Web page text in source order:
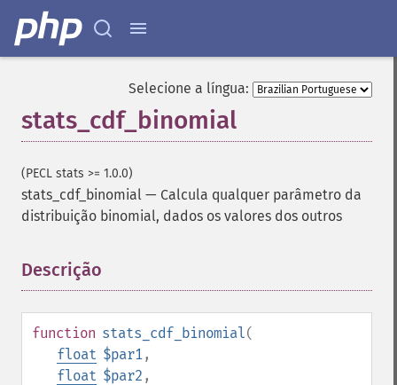
Selecione a língua:
stats_cdf_binomial
(PECL stats >= 1.0.0)
stats_cdf_binomial — Calcula qualquer parâmetro da
distribuição binomial, dados os valores dos outros
Descrição
function stats_cdf_binomial(
float $par1,
float $par2 ,